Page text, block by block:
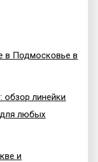
в Подмосковье в
линейки
для любых
и